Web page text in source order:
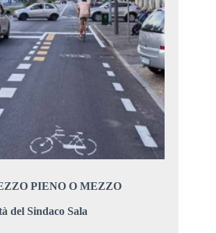
PIENO O MEZZO
del Sindaco Sala